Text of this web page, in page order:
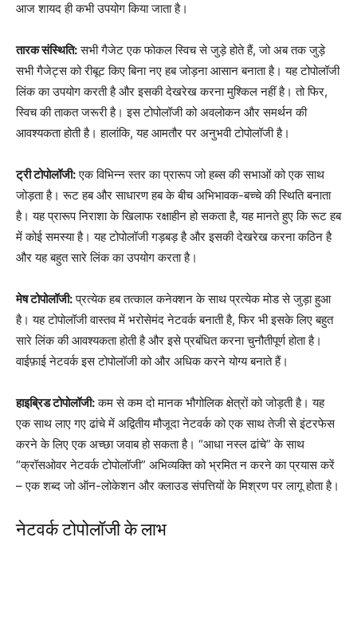
आज शायद ही कभी उपयोग किया जाता है।
तारक संस्थिति:सभी गैजेट एक फोकल स्विच से जुड़े होते हैं, जो अब तक जुड़े
सभी गैजेट्स को रीबूट किए बिना नए हब जोड़ना आसान बनाता है। यह टोपोलॉजी
लिंक का उपयोग करती है और इसकी देखरेख करना मुश्किल नहीं है। तो फिर,
स्विच की ताकत जरूरी है। इस टोपोलॉजी को अवलोकन और समर्थन की
आवश्यकता होती है। हालांकि, यह आमतौर पर अनुभवी टोपोलॉजी है।
ट्री टोपोलॉजी:एक विभिन्न स्तर का प्रारूप जो हब्स की सभाओं को एक साथ
जोड़ता है। रूट हब और साधारण हब के बीच अभिभावक-बच्चे की स्थिति बनाता
है। यह प्रारूप निराशा के खिलाफ रक्षाहीन हो सकता है, यह मानते हुए कि रूट हब
में कोई समस्या है। यह टोपोलॉजी गड़बड़ है और इसकी देखरेख करना कठिन है
और यह बहुत सारे लिंक का उपयोग करता है।
मेष टोपोलॉजी:प्रत्येक हब तत्काल कनेक्शन के साथ प्रत्येक मोड से जुड़ा हुआ
है। यह टोपोलॉजी वास्तव में भरोसेमंद नेटवर्क बनाती है, फिर भी इसके लिए बहुत
सारे लिंक की आवश्यकता होती है और इसे प्रबंधित करना चुनौतीपूर्ण होता है।
वाईफ़ाई नेटवर्क इस टोपोलॉजी को और अधिक करने योग्य बनाते हैं।
हाइब्रिड टोपोलॉजी:कम से कम दो मानक भौगोलिक क्षेत्रों को जोड़ती है। यह
एक साथ लाए गए ढांचे में अद्वितीय मौजूदा नेटवर्क को एक साथ तेजी से इंटरफेस
करने के लिए एक अच्छा जवाब हो सकता है। “आधा नस्ल ढांचे” के साथ
“क्रॉसओवर नेटवर्क टोपोलॉजी” अभिव्यक्ति को भ्रमित न करने का प्रयास करें
– एक शब्द जो ऑन-लोकेशन और क्लाउड संपत्तियों के मिश्रण पर लागू होता है।
नेटवर्क टोपोलॉजी के लाभ